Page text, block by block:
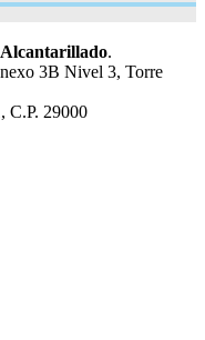
.
3B Nivel 3, Torre
C.P. 29000